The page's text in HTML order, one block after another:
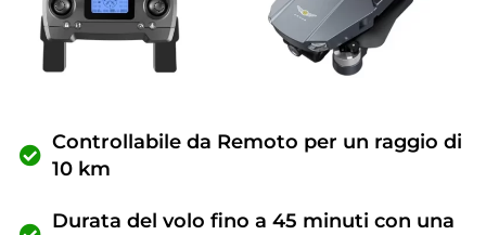
Controllabile da Remoto per un raggio di
10 km
Durata del volo fino a 45 minuti con una